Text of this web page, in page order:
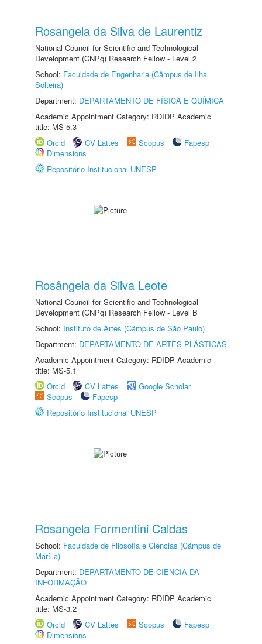
Rosangela da Silva de Laurentiz
National Council for Scientific and Technological
Development (CNPq) Research Fellow - Level 2
School: Faculdade de Engenharia (Câmpus de Ilha
Solteira)
Department: DEPARTAMENTO DE FÍSICA E QUÍMICA
Academic Appointment Category: RDIDP Academic
title: MS-5.3
Orcid
CV Lattes Scopus
Fapesp
Dimensions
Repositório Institucional UNESP
Rosângela da Silva Leote
National Council for Scientific and Technological
Development (CNPq) Research Fellow - Level B
School: Instituto de Artes (Câmpus de São Paulo)
Department: DEPARTAMENTO DE ARTES PLÁSTICAS
Academic Appointment Category: RDIDP Academic
title: MS-5.1
Orcid
CV Lattes
Google Scholar
Scopus
Fapesp
Repositório Institucional UNESP
Rosangela Formentini Caldas
School: Faculdade de Filosofia e Ciências (Câmpus de
Marília)
Department: DEPARTAMENTO DE CIÊNCIA DA
INFORMAÇÃO
Academic Appointment Category: RDIDP Academic
title: MS-3.2
Orcid
CV Lattes Scopus
Fapesp
Dimensions